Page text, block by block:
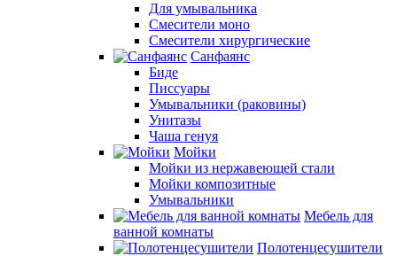
Для умывальника
Смесители моно
Смесители хирургические
Санфаянс
Биде
Писсуары
Умывальники (раковины)
Унитазы
Чаша генуя
Мойки
Мойки из нержавеющей стали
Мойки композитные
Умывальники
Мебель для
ванной комнаты
Полотенцесушители